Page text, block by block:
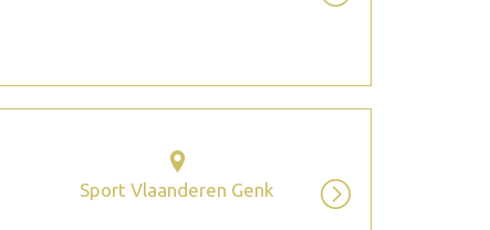
Sport Vlaanderen Genk